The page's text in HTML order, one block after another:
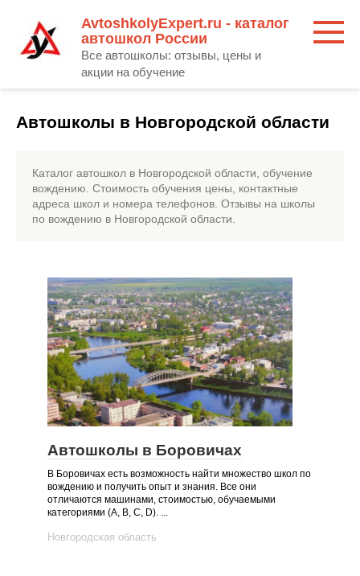
контенту
AvtoshkolyExpert.ru - каталог
автошкол России
Все автошколы: отзывы, цены и
акции на обучение
Автошколы в Новгородской области
Каталог автошкол в Новгородской области, обучение
вождению. Стоимость обучения цены, контактные
адреса школ и номера телефонов. Отзывы на школы
по вождению в Новгородской области.
Автошколы в Боровичах
В Боровичах есть возможность найти множество школ по
вождению и получить опыт и знания. Все они
отличаются машинами, стоимостью, обучаемыми
категориями (А, B, C, D). ...
Новгородская область